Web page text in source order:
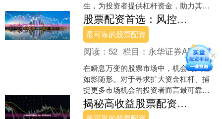
生，为投资者提供杠杆资金，助力其实
现财富增值。 股票配资是指投资者通过
配资机构借入资金，扩大其....
股票配资首选：风控为本，透明费率，专注交易本身
最可靠的股票配资
阅读： 52 栏目： 永华证券APP
在瞬息万变的股票市场中，机会与风险
如影随形。对于寻求扩大资金杠杆、捕
捉更多市场机会的投资者而言最可靠的
股票配资，股票配资是一把双刃剑。它
既能放大潜在收益，也可能....
揭秘高收益股票配资平台，助你财富倍增